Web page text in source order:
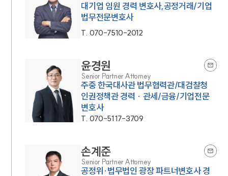
대기업 임원 경력 변호사,공정거래/기업
법무전문변호사
T. 070-7510-2012
윤경원
Senior Partner Attorney
주중 한국대사관 법무협력관/대검찰청
인권정책관 경력 · 관세/금융/기업전문
변호사
T. 070-5117-3709
손계준
Senior Partner Attorney
공정위·법무법인 광장 파트너변호사 경